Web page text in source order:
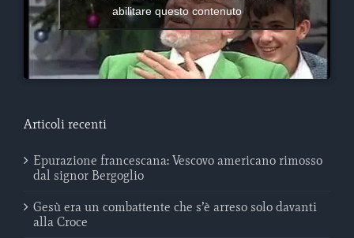
abilitare questo contenuto
Articoli recenti
Epurazione francescana: Vescovo americano rimosso
dal signor Bergoglio
Gesù era un combattente che s’è arreso solo davanti
alla Croce